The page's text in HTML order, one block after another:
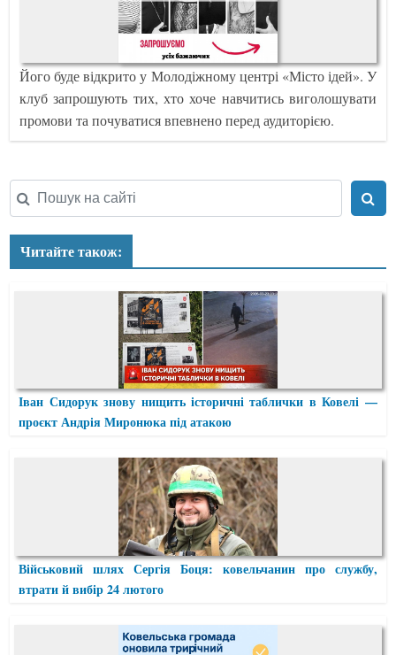
Його буде відкрито у Молодіжному центрі «Місто ідей». У
клуб запрошують тих, хто хоче навчитись виголошувати
промови та почуватися впевнено перед аудиторією.
Читайте також:
Іван Сидорук знову нищить історичні таблички в Ковелі —
проєкт Андрія Миронюка під атакою
Військовий шлях Сергія Боця: ковельчанин про службу,
втрати й вибір 24 лютого